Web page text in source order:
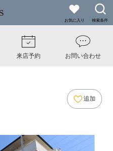
お気に入り 検索条件
来店予約 お問い合わせ
追加